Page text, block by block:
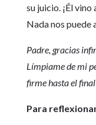
su juicio. ¡Él
Nada nos puede
Padre, gracias
Límpiame de mi
firme hasta el
Para